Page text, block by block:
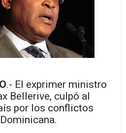
.- El exprimer ministro
Bellerive, culpó al
por los conflictos